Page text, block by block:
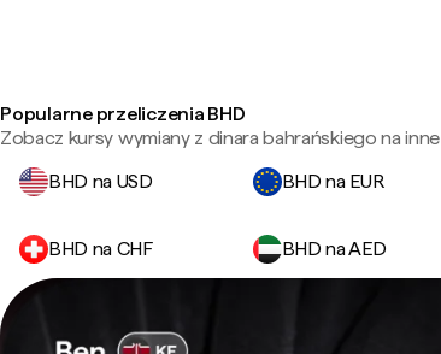
Popularne przeliczenia BHD
Zobacz kursy wymiany z dinara bahrańskiego na
BHD na USD
BHD na EUR
BHD na CHF BHD na AED